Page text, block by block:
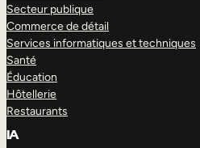
Secteur publique
Commerce de détail
Services informatiques et techniques
Santé
Éducation
Hôtellerie
Restaurants
IA